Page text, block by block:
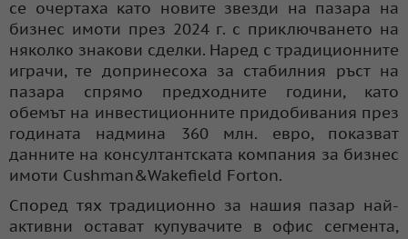
се очертаха като новите звезди на пазара на
бизнес имоти през 2024 г. с приключването на
няколко знакови сделки. Наред с традиционните
играчи, те допринесоха за стабилния ръст на
пазара спрямо предходните години, като
обемът на инвестиционните придобивания през
годината надмина 360 млн. евро, показват
данните на консултантската компания за бизнес
имоти Cushman&Wakefield Forton.
Според тях традиционно за нашия пазар най-
активни остават купувачите в офис сегмента,